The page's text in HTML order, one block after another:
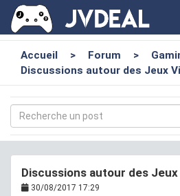
Accueil > Forum >
Discussions autour des Jeux
Discussions autour des Jeux
30/08/2017 17:29